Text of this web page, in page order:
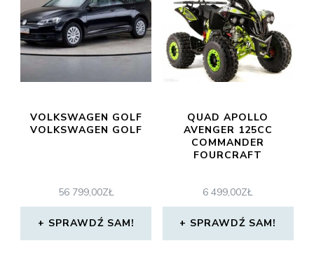
VOLKSWAGEN GOLF
VOLKSWAGEN GOLF
56 799,00ZŁ
SPRAWDŹ SAM!
QUAD APOLLO
AVENGER 125CC
COMMANDER
FOURCRAFT
6 499,00ZŁ
SPRAWDŹ SAM!